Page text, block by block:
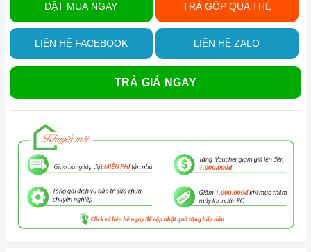
ĐẶT MUA NGAY TRẢ GÓP QUA THẺ
LIÊN HỆ FACEBOOK LIÊN HỆ ZALO
TRẢ GIÁ NGAY